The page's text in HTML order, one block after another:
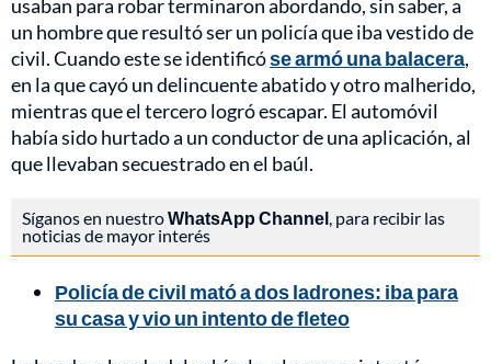
usaban para robar terminaron abordando, sin saber, a
un hombre que resultó ser un policía que iba vestido de
civil. Cuando este se identificóse armó una balacera,
en la que cayó un delincuente abatido y otro malherido,
mientras que el tercero logró escapar. El automóvil
había sido hurtado a un conductor de una aplicación, al
que llevaban secuestrado en el baúl.
Síganos en nuestroWhatsApp Channel, para recibir las
noticias de mayor interés
Policía de civil mató a dos ladrones: iba para
su casa y vio un intento de fleteo